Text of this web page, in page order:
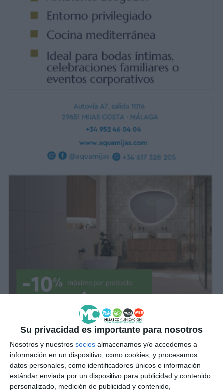
Su privacidad es importante para nosotros
Nosotros y nuestros socios almacenamos y/o accedemos a
información en un dispositivo, como cookies, y procesamos
datos personales, como identificadores únicos e información
estándar enviada por un dispositivo para publicidad y contenido
personalizado, medición de publicidad y contenido,